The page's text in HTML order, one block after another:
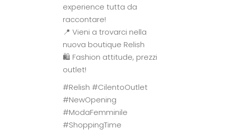
experience tutta da
raccontare!
📍 Vieni a trovarci nella
nuova boutique Relish
🛍️ Fashion attitude, prezzi
outlet!
#Relish #CilentoOutlet
#NewOpening
#ModaFemminile
#ShoppingTime